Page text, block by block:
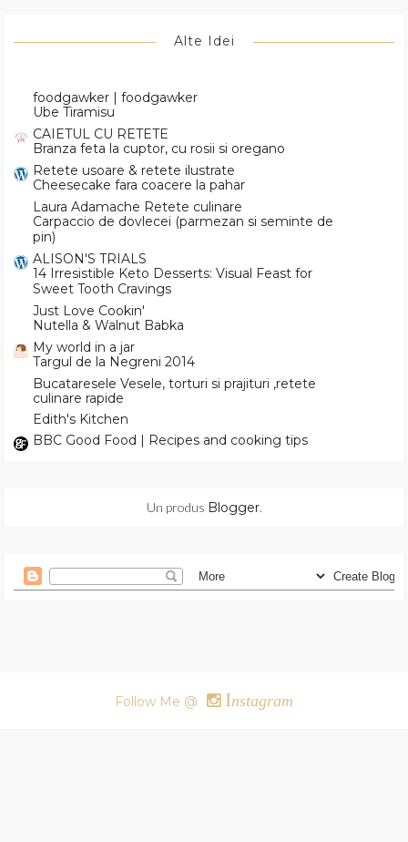
Alte Idei
foodgawker | foodgawker
Ube Tiramisu
CAIETUL CU RETETE
Branza feta la cuptor, cu rosii si oregano
Retete usoare & retete ilustrate
Cheesecake fara coacere la pahar
Laura Adamache Retete culinare
Carpaccio de dovlecei (parmezan si seminte de
pin)
ALISON'S TRIALS
14 Irresistible Keto Desserts: Visual Feast for
Sweet Tooth Cravings
Just Love Cookin'
Nutella & Walnut Babka
My world in a jar
Targul de la Negreni 2014
Bucataresele Vesele, torturi si prajituri ,retete
culinare rapide
Edith's Kitchen
BBC Good Food | Recipes and cooking tips
Un produs Blogger.
Follow Me @ Instagram